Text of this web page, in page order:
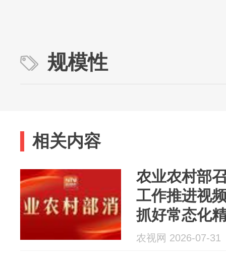
规模性
相关内容
农业农村部
工作推进视
抓好常态化
发生规模性
农视网 2026-07-31